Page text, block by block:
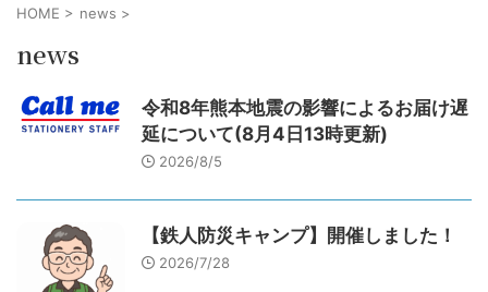
HOME > news >
news
令和8年熊本地震の影響によるお届け遅
延について(8月4日13時更新)
2026/8/5
【鉄人防災キャンプ】開催しました！
2026/7/28